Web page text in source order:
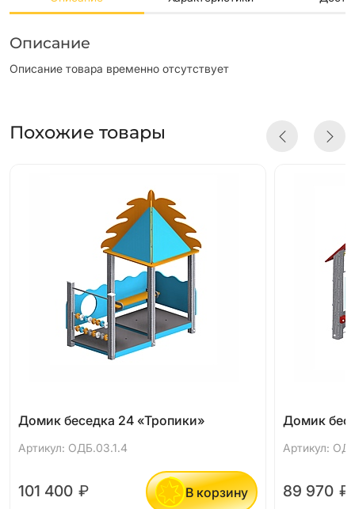
Описание
Описание товара временно отсутствует
Похожие товары
Домик беседка 24 «Тропики»
Артикул: ОДБ.03.1.4
101 400 ₽ В корзину
Домик
Артикул:
89 970 ₽